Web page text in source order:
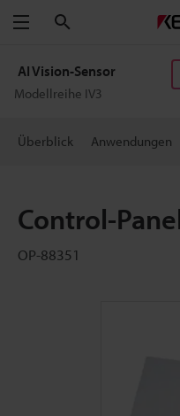
Menü
AI Vision-Sensor
Modellreihe IV3
Überblick Anwendungen
Control-
OP-88351